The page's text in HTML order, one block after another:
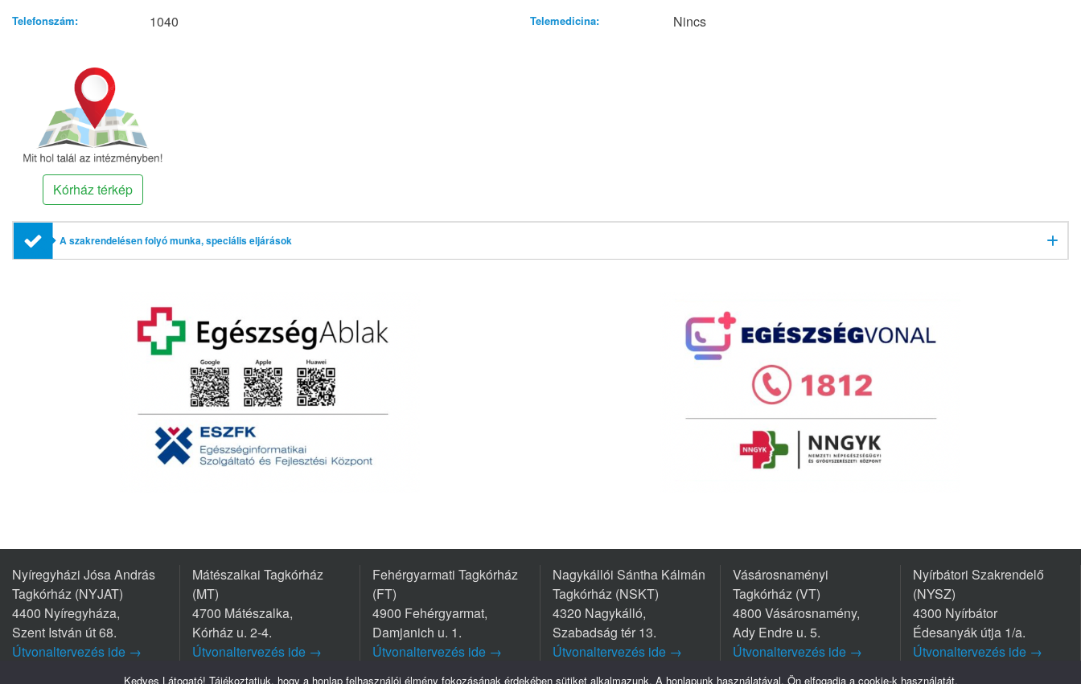
Telefonszám: 1040 Telemedicina: Nincs
Kórház térkép
A szakrendelésen folyó munka, speciális eljárások
Nyíregyházi Jósa András
Tagkórház (NYJAT)
4400 Nyíregyháza,
Szent István út 68.
Útvonaltervezés ide →
Mátészalkai Tagkórház
(MT)
4700 Mátészalka,
Kórház u. 2-4.
Útvonaltervezés ide →
Fehérgyarmati Tagkórház
(FT)
4900 Fehérgyarmat,
Damjanich u. 1.
Útvonaltervezés ide →
Nagykállói Sántha Kálmán
Tagkórház (NSKT)
4320 Nagykálló,
Szabadság tér 13.
Útvonaltervezés ide →
Vásárosnaményi
Tagkórház (VT)
4800 Vásárosnamény,
Ady Endre u. 5.
Útvonaltervezés ide →
Tel.: +36 45/570-770
Nyírbátori Szakrendelő
(NYSZ)
4300 Nyírbátor
Édesanyák útja 1/a.
Útvonaltervezés ide →
Kedves Látogató! Tájékoztatjuk, hogy a honlap felhasználói élmény fokozásának érdekében sütiket alkalmazunk. A honlapunk használatával, Ön elfogadja a cookie-k használatát.